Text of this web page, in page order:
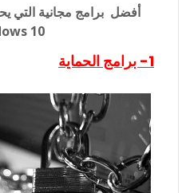
أفضل برامج مجانية التي
10
1- برامج الحماية